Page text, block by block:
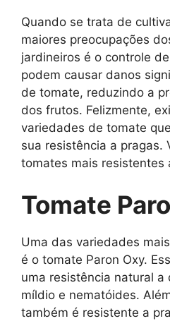
Quando se trata de
maiores preocupações
jardineiros é o controle
podem causar danos
de tomate, reduzindo a
dos frutos. Felizmente,
variedades de tomate
sua resistência a pragas.
tomates mais resistentes
Tomate
Uma das variedades
é o tomate Paron Oxy.
uma resistência natural a
míldio e nematóides.
também é resistente a